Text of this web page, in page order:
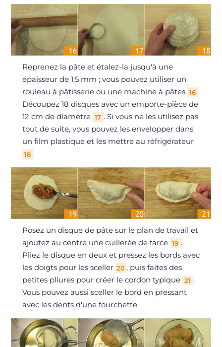
Reprenez la pâte et étalez-la jusqu'à une
épaisseur de 1,5 mm ; vous pouvez utiliser un
rouleau à pâtisserie ou une machine à pâtes 16 .
Découpez 18 disques avec un emporte-pièce de
12 cm de diamètre 17 . Si vous ne les utilisez pas
tout de suite, vous pouvez les envelopper dans
un film plastique et les mettre au réfrigérateur
18 .
Posez un disque de pâte sur le plan de travail et
ajoutez au centre une cuillerée de farce 19 .
Pliez le disque en deux et pressez les bords avec
les doigts pour les sceller 20 , puis faites des
petites pliures pour créer le cordon typique 21 .
Vous pouvez aussi sceller le bord en pressant
avec les dents d'une fourchette.